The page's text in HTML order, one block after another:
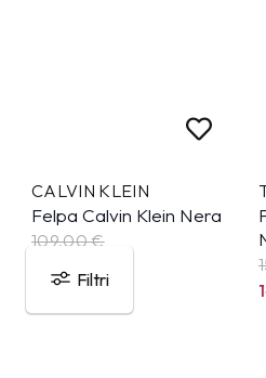
Filtri
CALVIN KLEIN
Felpa Calvin Klein Nera
109,00 €
99,99